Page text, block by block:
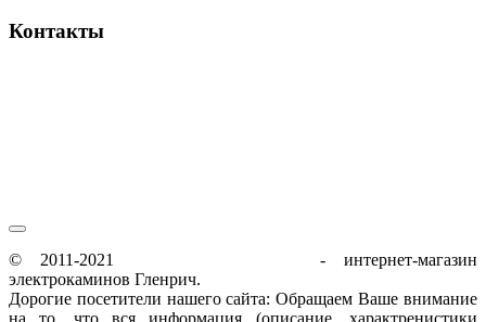
Контакты
© 2011-2021
- интернет-магазин
электрокаминов Гленрич.
Дорогие посетители нашего сайта: Обращаем Ваше внимание
на то, что вся информация (описание, характренистики